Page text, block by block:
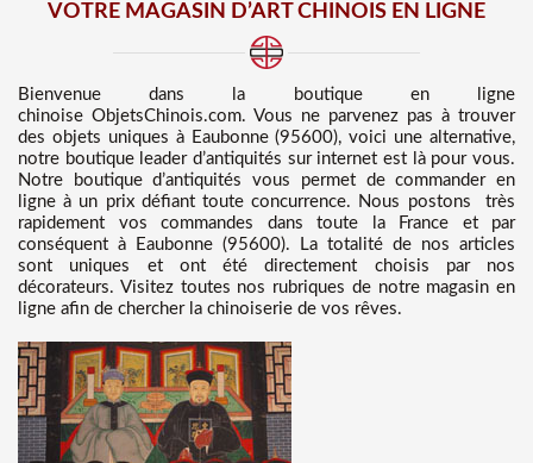
VOTRE MAGASIN D’ART CHINOIS EN LIGNE
Bienvenue dans
la boutique en ligne
chinoise ObjetsChinois.com. Vous ne parvenez pas à trouver
des objets uniques à Eaubonne (95600), voici une alternative,
notre boutique leader d’antiquités sur internet est là pour vous.
Notre boutique d’antiquités vous permet de commander en
ligne à un prix défiant toute concurrence. Nous postons très
rapidement vos commandes dans toute la France et par
conséquent à Eaubonne (95600). La totalité de nos articles
sont uniques et ont été directement choisis par nos
décorateurs. Visitez toutes nos rubriques de notre magasin en
ligne afin de chercher la chinoiserie de vos rêves.